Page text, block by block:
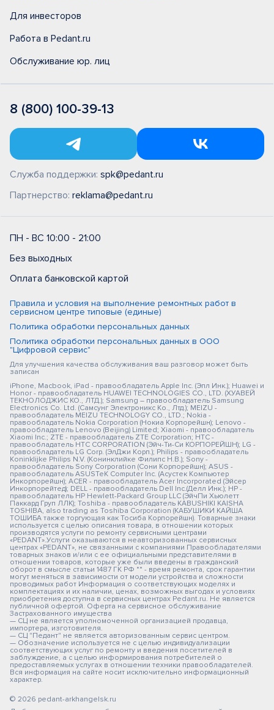
Для инвесторов
Работа в Pedant.ru
Обслуживание юр. лиц
8 (800) 100-39-13
Служба поддержки: spk@pedant.ru
Партнерство: reklama@pedant.ru
ПН - ВС 10:00 - 21:00
Без выходных
Оплата банковской картой
Правила и условия на выполнение ремонтных работ в
сервисном центре типовые (единые)
Политика обработки персональных данных
Политика обработки персональных данных в ООО
"Цифровой сервис"
Для улучшения качества обслуживания ваш разговор может быть
записан
iPhone, Macbook, iPad - правообладатель Apple Inc. (Эпл Инк.); Huawei и
Honor - правообладатель HUAWEI TECHNOLOGIES CO., LTD. (ХУАВЕЙ
ТЕКНОЛОДЖИС КО., ЛТД.); Samsung – правообладатель Samsung
Electronics Co. Ltd. (Самсунг Электроникс Ко., Лтд.); MEIZU -
правообладатель MEIZU TECHNOLOGY CO., LTD.; Nokia -
правообладатель Nokia Corporation (Нокиа Корпорейшн); Lenovo -
правообладатель Lenovo (Beijing) Limited; Xiaomi - правообладатель
Xiaomi Inc.; ZTE - правообладатель ZTE Corporation; HTC -
правообладатель HTC CORPORATION (Эйч-Ти-Си КОРПОРЕЙШН); LG -
правообладатель LG Corp. (ЭлДжи Корп.); Philips - правообладатель
Koninklijke Philips N.V. (Конинклийке Филипс Н.В.); Sony -
правообладатель Sony Corporation (Сони Корпорейшн); ASUS -
правообладатель ASUSTeK Computer Inc. (Асустек Компьютер
Инкорпорейшн); ACER - правообладатель Acer Incorporated (Эйсер
Инкорпорейтед); DELL - правообладатель Dell Inc.(Делл Инк.); HP -
правообладатель HP Hewlett-Packard Group LLC (ЭйчПи Хьюлетт
Паккард Груп ЛЛК); Toshiba - правообладатель KABUSHIKI KAISHA
TOSHIBA, also trading as Toshiba Corporation (КАБУШИКИ КАЙША
ТОШИБА также торгующая как Тосиба Корпорейшн). Товарные знаки
используется с целью описания товара, в отношении которых
производятся услуги по ремонту сервисными центрами
«PEDANT».Услуги оказываются в неавторизованных сервисных
центрах «PEDANT», не связанными с компаниями Правообладателями
товарных знаков и/или с ее официальными представителями в
отношении товаров, которые уже были введены в гражданский
оборот в смысле статьи 1487 ГК РФ ** - время ремонта, срок гарантии
могут меняться в зависимости от модели устройства и сложности
проводимых работ Информация о соответствующих моделях и
комплектациях и их наличии, ценах, возможных выгодах и условиях
приобретения доступна в сервисных центрах Pedant.ru. Не является
публичной офертой. Оферта на сервисное обслуживание
Застрахованного имущества
— СЦ не является уполномоченной организацией продавца,
импортера, изготовителя.
— СЦ "Педант" не является авторизованным сервис центром.
— Обозначение используется не с целью индивидуализации
соответствующих услуг по ремонту и введения посетителей в
заблуждение, а с целью информирования потребителей о
предоставляемых услугах в отношении техники правообладателей.
Вся информация на сайте носит исключительно информационный
характер.
© 2026 pedant-arkhangelsk.ru